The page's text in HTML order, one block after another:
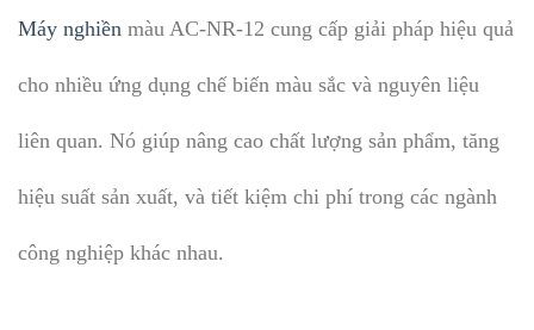
Máy nghiền màu AC-NR-12 cung cấp giải pháp hiệu quả
cho nhiều ứng dụng chế biến màu sắc và nguyên liệu
liên quan. Nó giúp nâng cao chất lượng sản phẩm, tăng
hiệu suất sản xuất, và tiết kiệm chi phí trong các ngành
công nghiệp khác nhau.